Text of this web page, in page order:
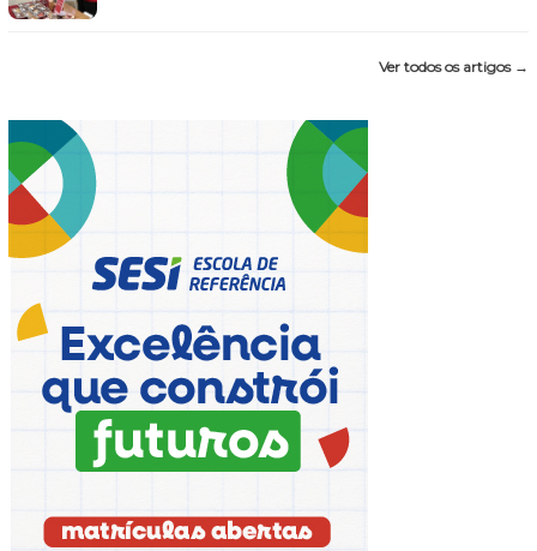
Ver todos os artigos →